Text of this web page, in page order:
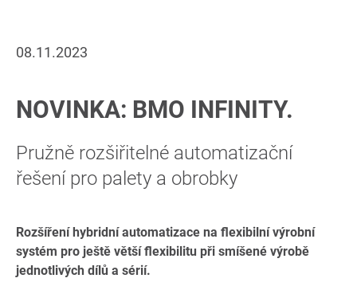
08.11.2023
NOVINKA: BMO INFINITY.
Pružně rozšiřitelné automatizační
řešení pro palety a obrobky
Rozšíření hybridní automatizace na flexibilní výrobní
systém pro ještě větší flexibilitu při smíšené výrobě
jednotlivých dílů a sérií.